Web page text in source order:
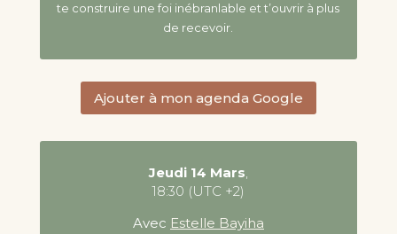
te construire une foi inébranlable et t’ouvrir à plus
de recevoir.
Ajouter à mon agenda Google
Jeudi 14 Mars,
18:30 (UTC +2)
Avec Estelle Bayiha